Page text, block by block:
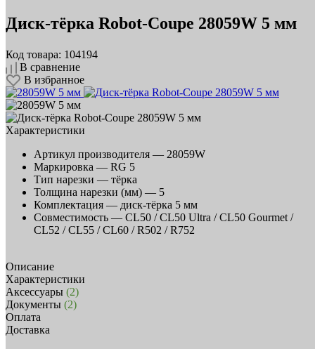
Диск-тёрка Robot-Coupe 28059W 5 мм
Код товара: 104194
В сравнение
В избранное
Характеристики
Артикул производителя — 28059W
Маркировка — RG 5
Тип нарезки — тёрка
Толщина нарезки (мм) — 5
Комплектация — диск-тёрка 5 мм
Совместимость — CL50 / CL50 Ultra / CL50 Gourmet /
CL52 / CL55 / CL60 / R502 / R752
Описание
Характеристики
Аксессуары (2)
Документы (2)
Оплата
Доставка